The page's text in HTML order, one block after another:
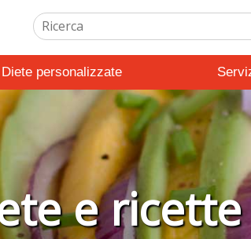
Diete personalizzate
e